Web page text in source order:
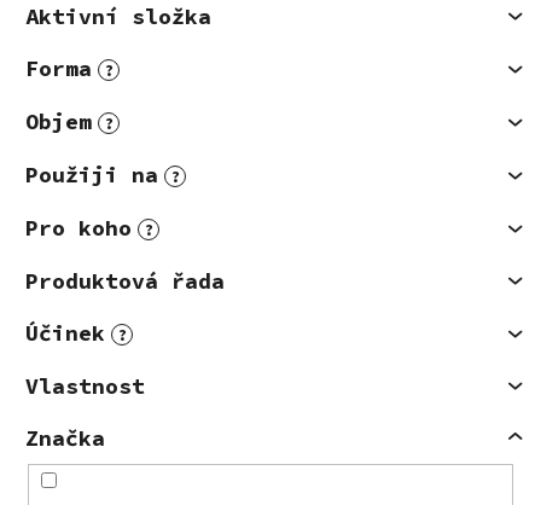
Aktivní složka
Forma
?
Objem ?
Použiji na ?
Pro koho ?
Produktová řada
Účinek
?
Vlastnost
Značka